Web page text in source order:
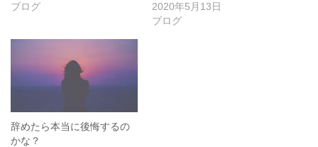
ブログ
2020年5月13日
ブログ
辞めたら本当に後悔するの
かな？